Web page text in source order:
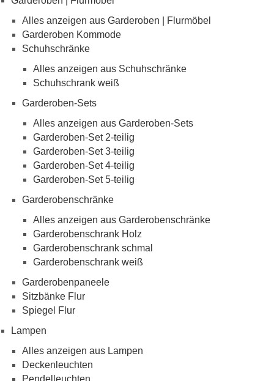
Alles anzeigen aus Garderoben | Flurmöbel
Garderoben Kommode
Schuhschränke
Alles anzeigen aus Schuhschränke
Schuhschrank weiß
Garderoben-Sets
Alles anzeigen aus Garderoben-Sets
Garderoben-Set 2-teilig
Garderoben-Set 3-teilig
Garderoben-Set 4-teilig
Garderoben-Set 5-teilig
Garderobenschränke
Alles anzeigen aus Garderobenschränke
Garderobenschrank Holz
Garderobenschrank schmal
Garderobenschrank weiß
Garderobenpaneele
Sitzbänke Flur
Spiegel Flur
Lampen
Alles anzeigen aus Lampen
Deckenleuchten
Pendelleuchten